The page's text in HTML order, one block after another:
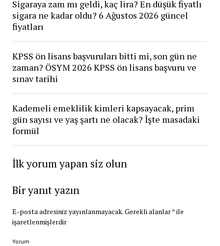
Sigaraya zam mı geldi, kaç lira? En düşük fiyatlı
sigara ne kadar oldu? 6 Ağustos 2026 güncel
fiyatları
KPSS ön lisans başvuruları bitti mi, son gün ne
zaman? ÖSYM 2026 KPSS ön lisans başvuru ve
sınav tarihi
Kademeli emeklilik kimleri kapsayacak, prim
gün sayısı ve yaş şartı ne olacak? İşte masadaki
formül
İlk yorum yapan siz olun
Bir yanıt yazın
E-posta adresiniz yayınlanmayacak.Gerekli alanlar*ile
işaretlenmişlerdir
Yorum